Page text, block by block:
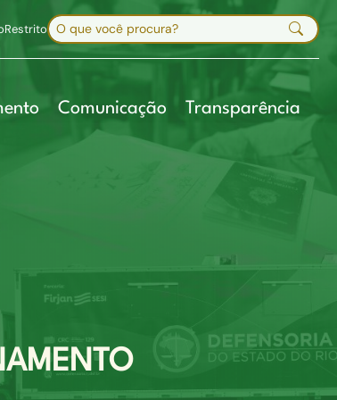
Mapa do site
RestritoBuscar no site
Digite sua busca e pressione Enter
Comunicação Transparência